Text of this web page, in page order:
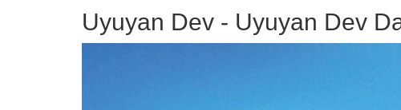
Uyuyan Dev - Uyuyan Dev